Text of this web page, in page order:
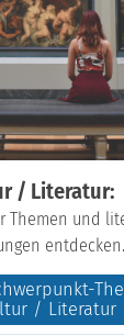
/ Literatur:
Themen und
entdecken.
/ Literatur